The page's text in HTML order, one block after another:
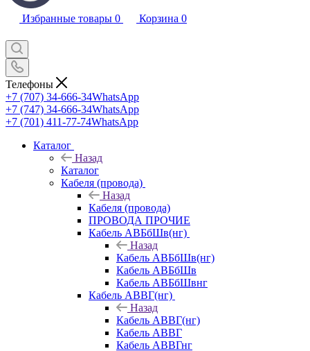
Избранные товары 0 Корзина 0
Телефоны
+7 (707) 34-666-34WhatsApp
+7 (747) 34-666-34WhatsApp
+7 (701) 411-77-74WhatsApp
Каталог
Назад
Каталог
Кабеля (провода)
Назад
Кабеля (провода)
ПРОВОДА ПРОЧИЕ
Кабель АВБбШв(нг)
Назад
Кабель АВБбШв(нг)
Кабель АВБбШв
Кабель АВБбШвнг
Кабель АВВГ(нг)
Назад
Кабель АВВГ(нг)
Кабель АВВГ
Кабель АВВГнг